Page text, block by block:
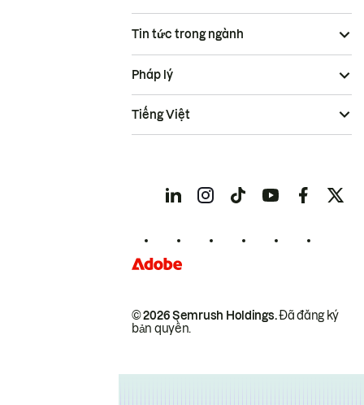
Tin tức trong ngành
© 2026 Semrush Holdings.Đã đăng ký
bản quyền.
Pháp lý
Tiếng Việt